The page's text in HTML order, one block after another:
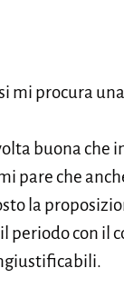
mi procura
buona
pare che
la
periodo con il